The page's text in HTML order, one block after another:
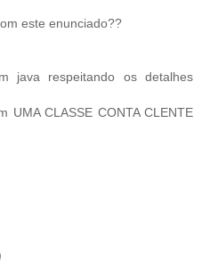
este enunciado??
java respeitando os detalhes
UMA CLASSE CONTA CLENTE